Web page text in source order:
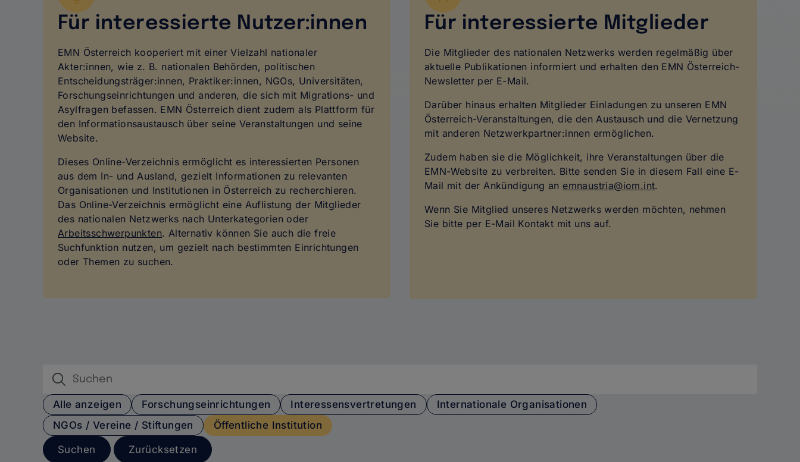
Für interessierte Nutzer:innen
EMN Österreich kooperiert mit einer Vielzahl nationaler
Akter:innen, wie z. B. nationalen Behörden, politischen
Entscheidungsträger:innen, Praktiker:innen, NGOs, Universitäten,
Forschungseinrichtungen und anderen, die sich mit Migrations- und
Asylfragen befassen. EMN Österreich dient zudem als Plattform für
den Informationsaustausch über seine Veranstaltungen und seine
Website.
Dieses Online-Verzeichnis ermöglicht es interessierten Personen
aus dem In- und Ausland, gezielt Informationen zu relevanten
Organisationen und Institutionen in Österreich zu recherchieren.
Das Online-Verzeichnis ermöglicht eine Auflistung der Mitglieder
des nationalen Netzwerks nach Unterkategorien oder
Arbeitsschwerpunkten. Alternativ können Sie auch die freie
Suchfunktion nutzen, um gezielt nach bestimmten Einrichtungen
oder Themen zu suchen.
Für interessierte Mitglieder
Die Mitglieder des nationalen Netzwerks werden regelmäßig über
aktuelle Publikationen informiert und erhalten den EMN Österreich-
Newsletter per E-Mail.
Darüber hinaus erhalten Mitglieder Einladungen zu unseren EMN
Österreich-Veranstaltungen, die den Austausch und die Vernetzung
mit anderen Netzwerkpartner:innen ermöglichen.
Zudem haben sie die Möglichkeit, ihre Veranstaltungen über die
EMN-Website zu verbreiten. Bitte senden Sie in diesem Fall eine E-
Mail mit der Ankündigung an emnaustria@iom.int.
Wenn Sie Mitglied unseres Netzwerks werden möchten, nehmen
Sie bitte per E-Mail Kontakt mit uns auf.
Nationales
Netzwerk
Alle anzeigen Forschungseinrichtungen Interessensvertretungen
Internationale Organisationen
NGOs / Vereine / Stiftungen
Öffentliche Institution